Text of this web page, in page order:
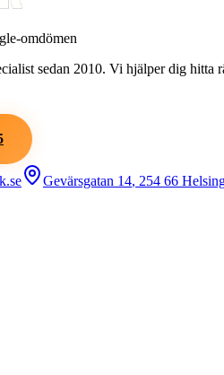
omdömen
sedan 2010. Vi hjälper dig hitta
Gevärsgatan 14, 254 66